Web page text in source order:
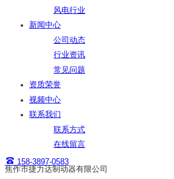
风电行业
新闻中心
公司动态
行业资讯
常见问题
资质荣誉
视频中心
联系我们
联系方式
在线留言
158-3897-0583
焦作市捷力达制动器有限公司